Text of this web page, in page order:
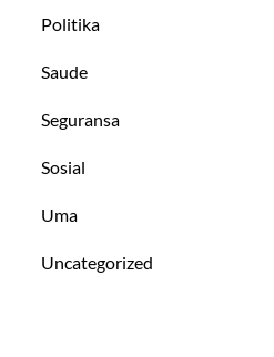
Politika
Saude
Seguransa
Sosial
Uma
Uncategorized